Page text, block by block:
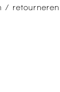
/ retourneren